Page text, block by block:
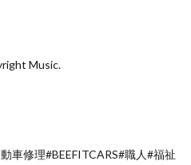
Music.
車修理#BEEFITCARS#職人#福祉